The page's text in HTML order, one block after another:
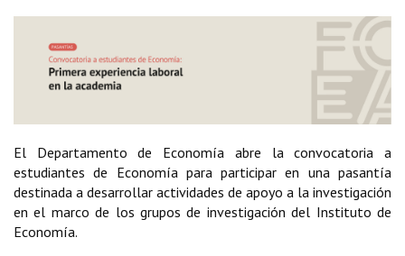
El Departamento de Economía abre la convocatoria a
estudiantes de Economía para participar en una pasantía
destinada a desarrollar actividades de apoyo a la investigación
en el marco de los grupos de investigación del Instituto de
Economía.